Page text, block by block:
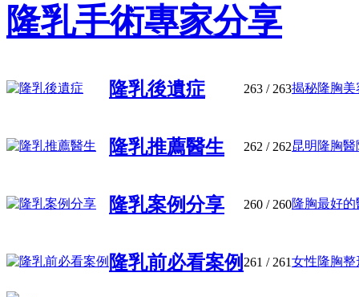
隆乳手術專家分享
隆乳後遺症 263 / 263揭秘隆胸美
隆乳推薦醫生 262 / 262昆明隆胸醫
隆乳案例分享 260 / 260隆胸最好的
隆乳前必看案例 261 / 261女性隆胸整